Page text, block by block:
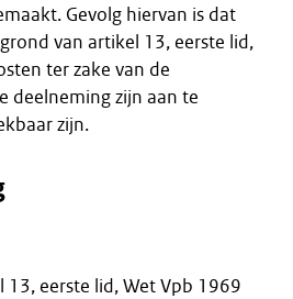
Gevolg hiervan is dat
van artikel 13, eerste lid,
ter zake van de
deelneming zijn aan te
zijn.
13, eerste lid, Wet Vpb 1969